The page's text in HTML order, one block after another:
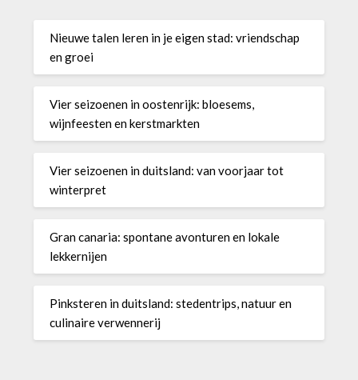
Nieuwe talen leren in je eigen stad: vriendschap
en groei
Vier seizoenen in oostenrijk: bloesems,
wijnfeesten en kerstmarkten
Vier seizoenen in duitsland: van voorjaar tot
winterpret
Gran canaria: spontane avonturen en lokale
lekkernijen
Pinksteren in duitsland: stedentrips, natuur en
culinaire verwennerij